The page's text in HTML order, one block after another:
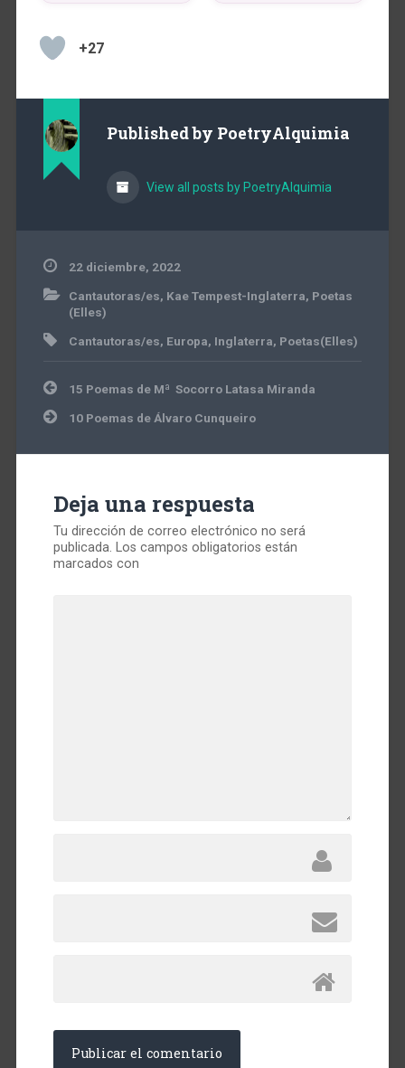
+27
Published by PoetryAlquimia
View all posts by PoetryAlquimia
22 diciembre, 2022
Cantautoras/es, Kae Tempest-Inglaterra, Poetas
(Elles)
Cantautoras/es, Europa, Inglaterra, Poetas(Elles)
Navegación
entradas
15 Poemas de Mª Socorro Latasa Miranda
10 Poemas de Álvaro Cunqueiro
Deja una respuesta
Tu dirección de correo electrónico no será
publicada. Los campos obligatorios están
marcados con